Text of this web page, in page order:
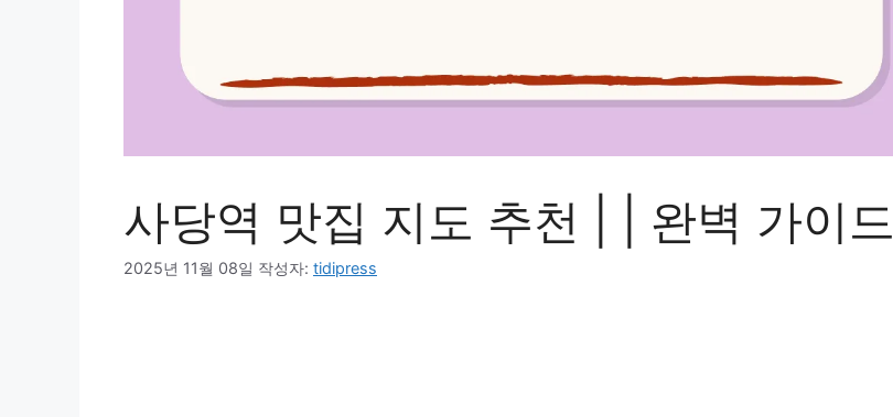
사당역 맛집 지도 추천 | | 완벽 가이드
2025년 11월 08일 작성자: tidipress